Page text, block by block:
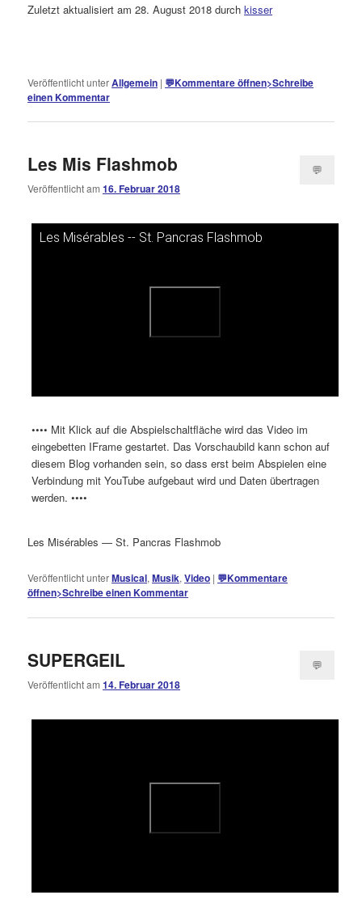
Zuletzt aktualisiert am 28. August 2018 durchkisser
Veröffentlicht unterAllgemein | 💬Kommentare öffnen>Schreibe
einen Kommentar
Les Mis Flashmob
Veröffentlicht am16. Februar 2018
💬
öffnen>
Les Misérables -- St. Pancras Flashmob
•••• Mit Klick auf die Abspielschaltfläche wird das Video im
eingebetten IFrame gestartet. Das Vorschaubild kann schon auf
diesem Blog vorhanden sein, so dass erst beim Abspielen eine
Verbindung mit YouTube aufgebaut wird und Daten übertragen
werden. ••••
Les Misérables — St. Pancras Flashmob
Veröffentlicht unterMusical,Musik,Video | 💬Kommentare
öffnen>Schreibe einen Kommentar
SUPERGEIL
Veröffentlicht am14. Februar 2018
💬
öffnen>